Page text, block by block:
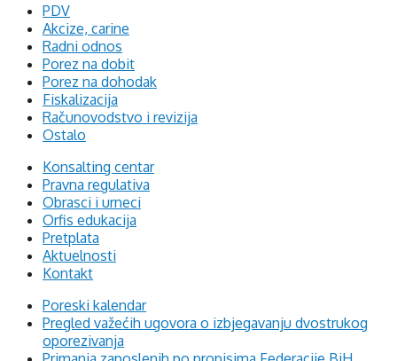
PDV
Akcize, carine
Radni odnos
Porez na dobit
Porez na dohodak
Fiskalizacija
Računovodstvo i revizija
Ostalo
Konsalting centar
Pravna regulativa
Obrasci i urneci
Orfis edukacija
Pretplata
Aktuelnosti
Kontakt
Poreski kalendar
Pregled važećih ugovora o izbjegavanju dvostrukog
oporezivanja